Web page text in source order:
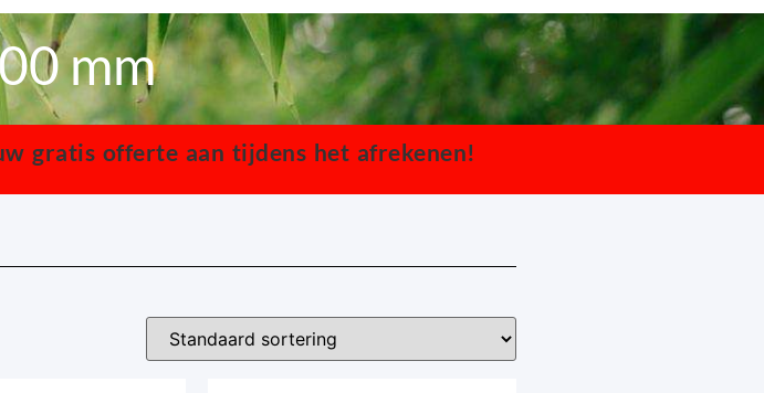
mm
gratis offerte aan tijdens het afrekenen!